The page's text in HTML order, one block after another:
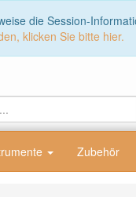
die Session-
klicken Sie bitte hier.
Zubehör